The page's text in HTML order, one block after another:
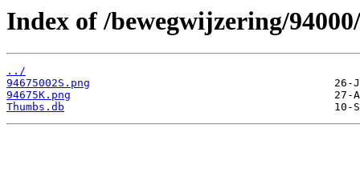
Index of /bewegwijzering/
../
94675002S.png
94675K.png
Thumbs.db